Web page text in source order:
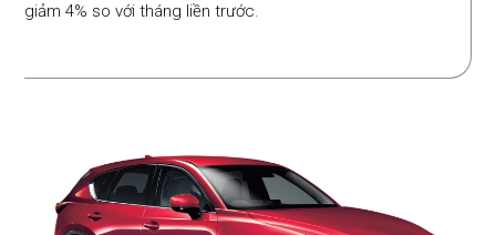
giảm 4% so với tháng liền trước.